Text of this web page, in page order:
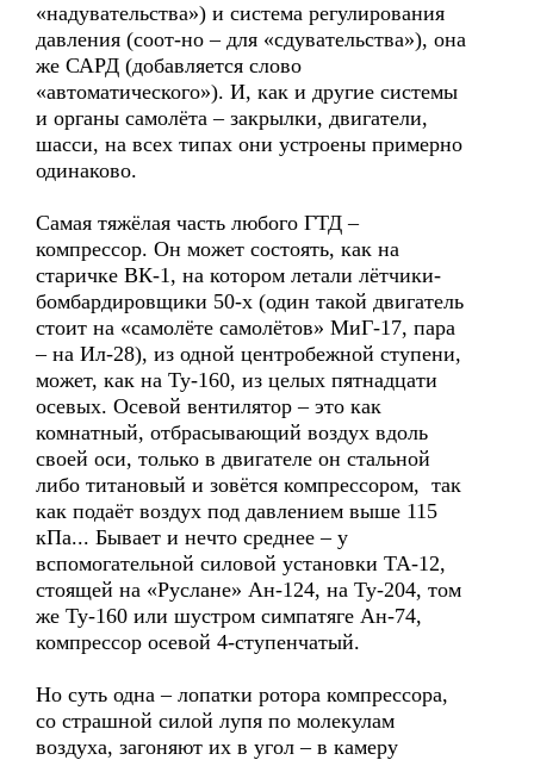
«надувательства») и система регулирования
давления (соот-но – для «сдувательства»), она
же САРД (добавляется слово
«автоматического»). И, как и другие системы
и органы самолёта – закрылки, двигатели,
шасси, на всех типах они устроены примерно
одинаково.
Самая тяжёлая часть любого ГТД –
компрессор. Он может состоять, как на
старичке ВК-1, на котором летали лётчики-
бомбардировщики 50-х (один такой двигатель
стоит на «самолёте самолётов» МиГ-17, пара
– на Ил-28), из одной центробежной ступени,
может, как на Ту-160, из целых пятнадцати
осевых. Осевой вентилятор – это как
комнатный, отбрасывающий воздух вдоль
своей оси, только в двигателе он стальной
либо титановый и зовётся компрессором, так
как подаёт воздух под давлением выше 115
кПа... Бывает и нечто среднее – у
вспомогательной силовой установки ТА-12,
стоящей на «Руслане» Ан-124, на Ту-204, том
же Ту-160 или шустром симпатяге Ан-74,
компрессор осевой 4-ступенчатый.
Но суть одна – лопатки ротора компрессора,
со страшной силой лупя по молекулам
воздуха, загоняют их в угол – в камеру